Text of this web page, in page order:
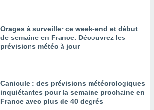
Orages à surveiller ce week-end et début
de semaine en France. Découvrez les
prévisions météo à jour
Canicule : des prévisions météorologiques
inquiétantes pour la semaine prochaine en
France avec plus de 40 degrés